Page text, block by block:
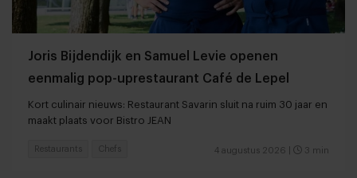
Joris Bijdendijk en Samuel Levie openen
eenmalig pop-uprestaurant Café de Lepel
Kort culinair nieuws: Restaurant Savarin sluit na ruim 30 jaar en
maakt plaats voor Bistro JEAN
4 augustus 2026 3 min
Restaurants Chefs